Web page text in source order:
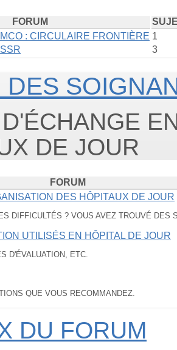
FORUM
: CIRCULAIRE FRONTIÈRE 1
3
DES
DE JOUR
FORUM
DES HÔPITAUX DE JOUR
DIFFICULTÉS ? VOUS AVEZ TROUVÉ DES
UTILISÉS EN HÔPITAL DE JOUR
D'ÉVALUATION, ETC.
QUE VOUS RECOMMANDEZ.
DU FORUM